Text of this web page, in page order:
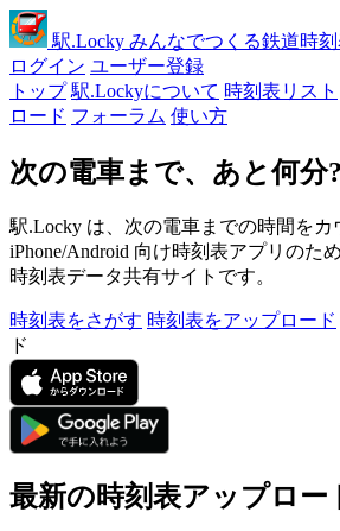
駅.Locky みんなでつくる鉄道時刻
ログイン ユーザー登録
トップ 駅.Lockyについて 時刻表リスト
ロード フォーラム 使い方
次の電車まで、あと何分?
駅.Locky は、次の電車までの時間をカ
iPhone/Android 向け時刻表アプリのた
時刻表データ共有サイトです。
時刻表をさがす 時刻表をアップロード
ド
最新の時刻表アップロー